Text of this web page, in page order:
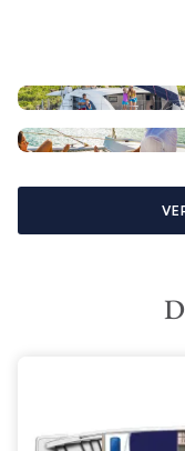
interiores
correderas de vidrio
popa,
Con amplios asientos
presta a un ambiente
ventilación.
El interior también
cuenta con una